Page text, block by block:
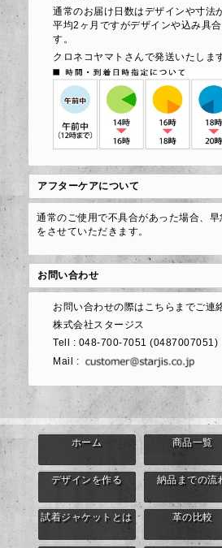
通常のお届け日数はデザインや寸法
平均2ヶ月ですがデザインや込み具
す。
クロネコヤマトさんで発送いたしま
アフターケアについて
通常のご使用で不具合があった場合、
をさせていただきます。
お問い合わせ
お問い合わせの際はこちらまでご連
株式会社スタージス
Tell : 048-700-7051 (0487007051)
Mail :
ホーム 商品一覧
デザインを作る 納品までの流
試着ジャケットとは 革の比較